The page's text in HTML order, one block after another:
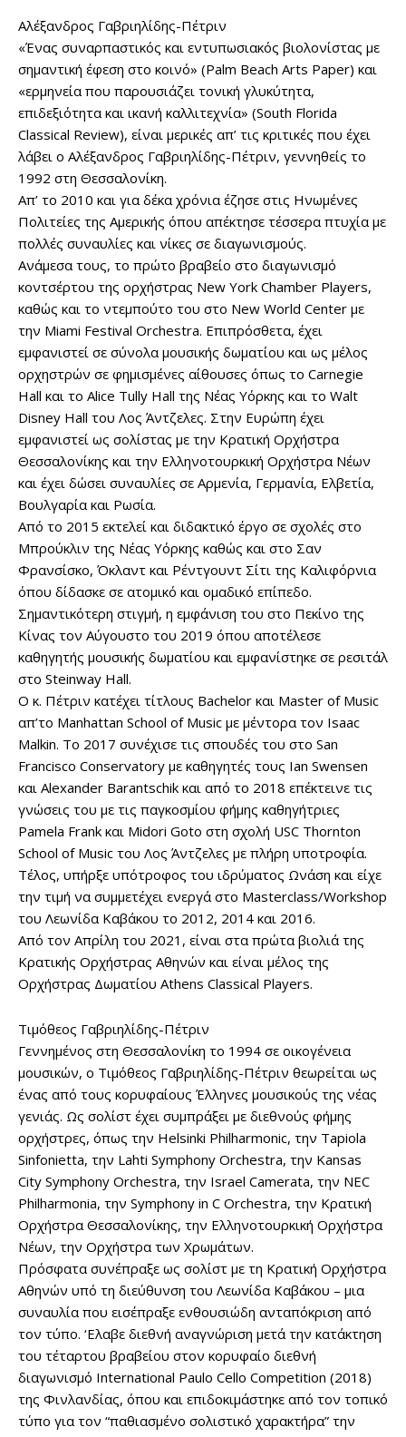
Αλέξανδρος Γαβριηλίδης-Πέτριν
«Ένας συναρπαστικός και εντυπωσιακός βιολονίστας με
σημαντική έφεση στο κοινό» (Palm Beach Arts Paper) και
«ερμηνεία που παρουσιάζει τονική γλυκύτητα,
επιδεξιότητα και ικανή καλλιτεχνία» (South Florida
Classical Review), είναι μερικές απ’ τις κριτικές που έχει
λάβει ο Αλέξανδρος Γαβριηλίδης-Πέτριν, γεννηθείς το
1992 στη Θεσσαλονίκη.
Απ’ το 2010 και για δέκα χρόνια έζησε στις Ηνωμένες
Πολιτείες της Αμερικής όπου απέκτησε τέσσερα πτυχία με
πολλές συναυλίες και νίκες σε διαγωνισμούς.
Ανάμεσα τους, το πρώτο βραβείο στο διαγωνισμό
κοντσέρτου της ορχήστρας New York Chamber Players,
καθώς και το ντεμπούτο του στο New World Center με
την Miami Festival Orchestra. Επιπρόσθετα, έχει
εμφανιστεί σε σύνολα μουσικής δωματίου και ως μέλος
ορχηστρών σε φημισμένες αίθουσες όπως το Carnegie
Hall και το Alice Tully Hall της Νέας Υόρκης και το Walt
Disney Hall του Λος Άντζελες. Στην Ευρώπη έχει
εμφανιστεί ως σολίστας με την Κρατική Ορχήστρα
Θεσσαλονίκης και την Ελληνοτουρκική Ορχήστρα Νέων
και έχει δώσει συναυλίες σε Αρμενία, Γερμανία, Ελβετία,
Βουλγαρία και Ρωσία.
Από το 2015 εκτελεί και διδακτικό έργο σε σχολές στο
Μπρούκλιν της Νέας Υόρκης καθώς και στο Σαν
Φρανσίσκο, Όκλαντ και Ρέντγουντ Σίτι της Καλιφόρνια
όπου δίδασκε σε ατομικό και ομαδικό επίπεδο.
Σημαντικότερη στιγμή, η εμφάνιση του στο Πεκίνο της
Κίνας τον Αύγουστο του 2019 όπου αποτέλεσε
καθηγητής μουσικής δωματίου και εμφανίστηκε σε ρεσιτάλ
στο Steinway Hall.
Ο κ. Πέτριν κατέχει τίτλους Bachelor και Master of Music
απ’το Manhattan School of Music με μέντορα τον Isaac
Malkin. Το 2017 συνέχισε τις σπουδές του στο San
Francisco Conservatory με καθηγητές τους Ian Swensen
και Alexander Barantschik και από το 2018 επέκτεινε τις
γνώσεις του με τις παγκοσμίου φήμης καθηγήτριες
Pamela Frank και Midori Goto στη σχολή USC Thornton
School of Music του Λος Άντζελες με πλήρη υποτροφία.
Τέλος, υπήρξε υπότροφος του ιδρύματος Ωνάση και είχε
την τιμή να συμμετέχει ενεργά στο Masterclass/Workshop
του Λεωνίδα Καβάκου το 2012, 2014 και 2016.
Από τον Απρίλη του 2021, είναι στα πρώτα βιολιά της
Κρατικής Ορχήστρας Αθηνών και είναι μέλος της
Ορχήστρας Δωματίου Athens Classical Players.
Τιμόθεος Γαβριηλίδης-Πέτριν
Γεννημένος στη Θεσσαλονίκη το 1994 σε οικογένεια
μουσικών, ο Τιμόθεος Γαβριηλίδης-Πέτριν θεωρείται ως
ένας από τους κορυφαίους Έλληνες μουσικούς της νέας
γενιάς. Ως σολίστ έχει συμπράξει με διεθνούς φήμης
ορχήστρες, όπως την Helsinki Philharmonic, την Tapiola
Sinfonietta, την Lahti Symphony Orchestra, την Kansas
City Symphony Orchestra, την Israel Camerata, την NEC
Philharmonia, την Symphony in C Orchestra, την Κρατική
Ορχήστρα Θεσσαλονίκης, την Ελληνοτουρκική Ορχήστρα
Νέων, την Ορχήστρα των Χρωμάτων.
Πρόσφατα συνέπραξε ως σολίστ με τη Κρατική Ορχήστρα
Αθηνών υπό τη διεύθυνση του Λεωνίδα Καβάκου – μια
συναυλία που εισέπραξε ενθουσιώδη ανταπόκριση από
τον τύπο. ‘Ελαβε διεθνή αναγνώριση μετά την κατάκτηση
του τέταρτου βραβείου στον κορυφαίο διεθνή
διαγωνισμό International Paulo Cello Competition (2018)
της Φινλανδίας, όπου και επιδοκιμάστηκε από τον τοπικό
τύπο για τον “παθιασμένο σολιστικό χαρακτήρα” την